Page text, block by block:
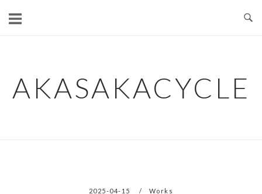
AKASAKACYCLE
2025-04-15 Works